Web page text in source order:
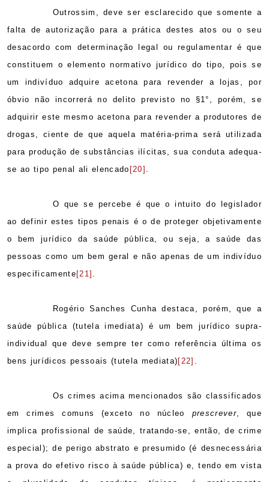
Outrossim, deve ser esclarecido que somente a
falta de autorização para a prática destes atos ou o seu
desacordo com determinação legal ou regulamentar é que
constituem o elemento normativo jurídico do tipo, pois se
um indivíduo adquire acetona para revender a lojas, por
óbvio não incorrerá no delito previsto no §1°, porém, se
adquirir este mesmo acetona para revender a produtores de
drogas, ciente de que aquela matéria-prima será utilizada
para produção de substâncias ilícitas, sua conduta adequa-
se ao tipo penal ali elencado [20] .
O que se percebe é que o intuito do legislador
ao definir estes tipos penais é o de proteger objetivamente
o bem jurídico da saúde pública, ou seja, a saúde das
pessoas como um bem geral e não apenas de um indivíduo
especificamente [21] .
Rogério Sanches Cunha destaca, porém, que a
saúde pública (tutela imediata) é um bem jurídico supra-
individual que deve sempre ter como referência última os
bens jurídicos pessoais (tutela mediata) [22] .
Os crimes acima mencionados são classificados
em crimes comuns (exceto no núcleo prescrever, que
implica profissional de saúde, tratando-se, então, de crime
especial); de perigo abstrato e presumido (é desnecessária
a prova do efetivo risco à saúde pública) e, tendo em vista